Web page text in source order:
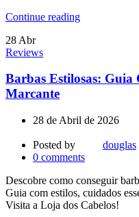
Continue reading
28 Abr
Reviews
Barbas Estilosas:
Marcante
28 de Abril de 2026
Posted by
douglas
0 comments
Descobre como conseguir
Guia com estilos, cuidados
Visita a Loja dos Cabelos!